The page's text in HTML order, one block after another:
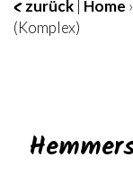
zurück | Home ›
(Komplex)